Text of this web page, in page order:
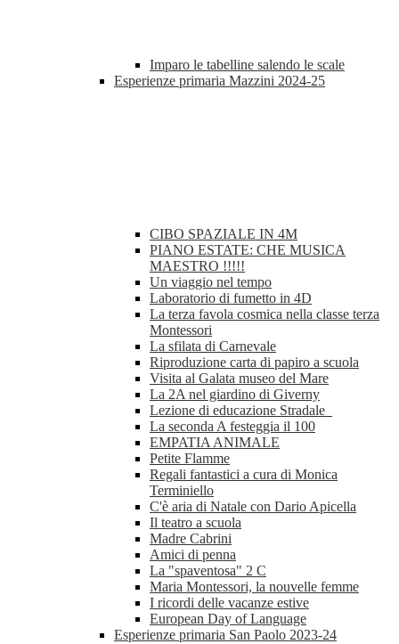
Imparo le tabelline salendo le scale
Esperienze primaria Mazzini 2024-25
CIBO SPAZIALE IN 4M
PIANO ESTATE: CHE MUSICA
MAESTRO !!!!!
Un viaggio nel tempo
Laboratorio di fumetto in 4D
La terza favola cosmica nella classe terza
Montessori
La sfilata di Carnevale
Riproduzione carta di papiro a scuola
Visita al Galata museo del Mare
La 2A nel giardino di Giverny
Lezione di educazione Stradale
La seconda A festeggia il 100
EMPATIA ANIMALE
Petite Flamme
Regali fantastici a cura di Monica
Terminiello
C'è aria di Natale con Dario Apicella
Il teatro a scuola
Madre Cabrini
Amici di penna
La "spaventosa" 2 C
Maria Montessori, la nouvelle femme
I ricordi delle vacanze estive
European Day of Language
Esperienze primaria San Paolo 2023-24